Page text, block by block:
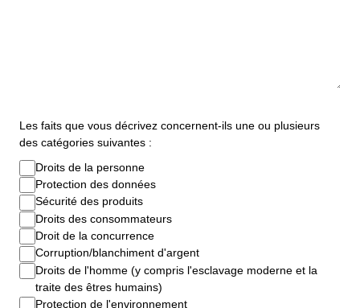
Les faits que vous décrivez concernent-ils une ou plusieurs
des catégories suivantes :
Droits de la personne
Protection des données
Sécurité des produits
Droits des consommateurs
Droit de la concurrence
Corruption/blanchiment d'argent
Droits de l'homme (y compris l'esclavage moderne et la
traite des êtres humains)
Protection de l'environnement